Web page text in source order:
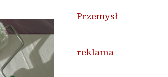
Przemysł
reklama